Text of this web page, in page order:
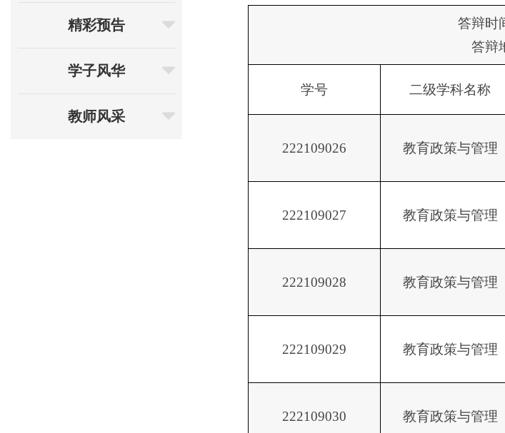
精彩预告
学子风华
教师风采
答辩时
答辩
学号 二级学科名称
222109026 教育政策与管理
222109027 教育政策与管理
222109028 教育政策与管理
222109029 教育政策与管理
222109030 教育政策与管理